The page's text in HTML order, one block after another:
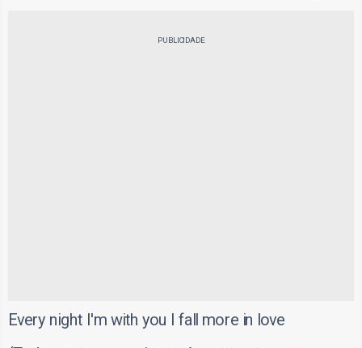
PUBLICIDADE
Every night I'm with you I fall more in love